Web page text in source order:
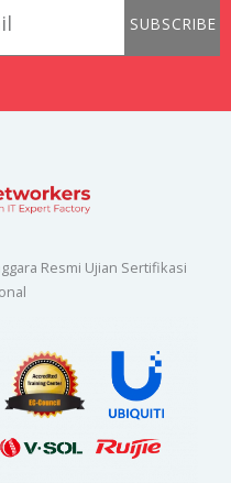
SUBSCRIBE
Resmi Ujian Sertifikasi